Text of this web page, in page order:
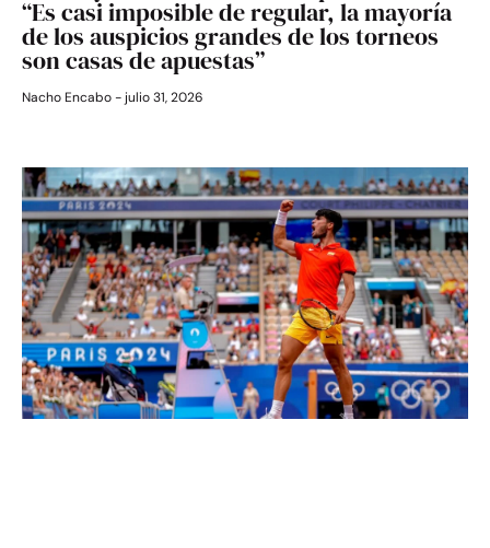
“Es casi imposible de regular, la mayoría
de los auspicios grandes de los torneos
son casas de apuestas”
Nacho Encabo julio 31, 2026